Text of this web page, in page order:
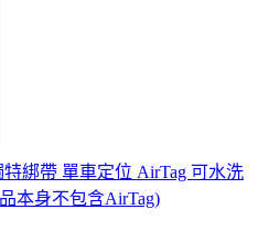
特綁帶 單車定位 AirTag 可水洗
本身不包含AirTag)